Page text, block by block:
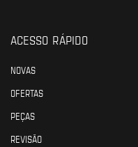
ACESSO RÁPIDO
NOVAS
OFERTAS
PEÇAS
REVISÃO